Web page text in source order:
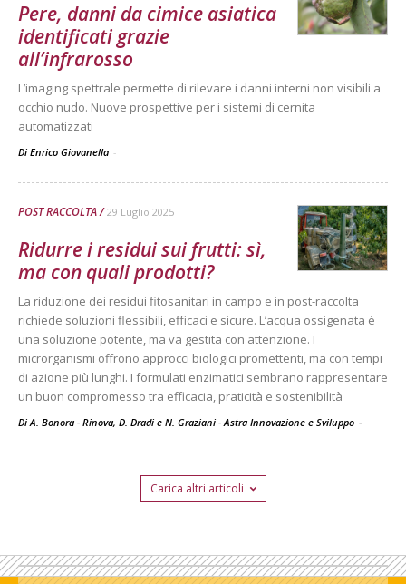
Pere, danni da cimice asiatica
identificati grazie
all’infrarosso
L’imaging spettrale permette di rilevare i danni interni non visibili a
occhio nudo. Nuove prospettive per i sistemi di cernita
automatizzati
Di Enrico Giovanella -
POST RACCOLTA 29 Luglio 2025
Ridurre i residui sui frutti: sì,
ma con quali prodotti?
La riduzione dei residui fitosanitari in campo e in post-raccolta
richiede soluzioni flessibili, efficaci e sicure. L’acqua ossigenata è
una soluzione potente, ma va gestita con attenzione. I
microrganismi offrono approcci biologici promettenti, ma con tempi
di azione più lunghi. I formulati enzimatici sembrano rappresentare
un buon compromesso tra efficacia, praticità e sostenibilità
Di A. Bonora - Rinova, D. Dradi e N. Graziani - Astra Innovazione e Sviluppo -
Carica altri articoli